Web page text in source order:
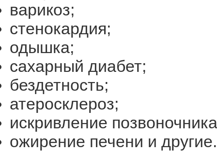
варикоз;
стенокардия;
одышка;
сахарный диабет;
бездетность;
атеросклероз;
искривление
ожирение печени и другие.